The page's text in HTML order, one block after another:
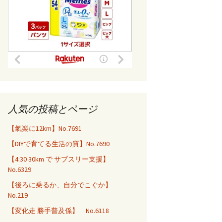
人気の投稿とページ
【氣楽に12km】No.7691
【DIYで育てる生活の質】No.7690
【4:30 30km で サブスリー支援】
No.6329
【後ろに乗るか、自分でこぐか】
No.219
【変化走 勝手普及係】 No.6118